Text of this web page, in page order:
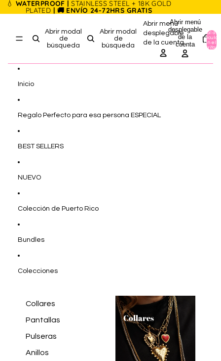
💧 WATERPROOF |STAINLESS STEEL + 18K GOLD
PLATED | 🚚 ENVÍO 24-72HRS GRATIS
Abrir modal
de
búsqueda
Abrir modal
de
búsqueda
Abrir menú
desplegable
de la cuenta
Abrir menú
desplegable
de la
cuenta
Total de
artículos
en el
carrito: 0
Inicio
Regalo Perfecto para esa persona ESPECIAL
BEST SELLERS
NUEVO
Colección de Puerto Rico
Bundles
Colecciones
Collares
Pantallas
Pulseras
Anillos
Collares